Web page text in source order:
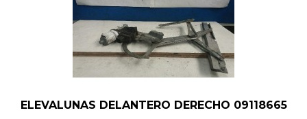
ELEVALUNAS DELANTERO DERECHO 09118665